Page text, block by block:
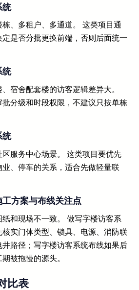
统
、多租户、多通道。 这类项目通
是否分批更换前端，否则后面统一
统
宿舍配套楼的访客逻辑差异大。
分级和时段权限，不建议只按单栋
统
服务中心场景。 这类项目要优先
、停车的关系，适合先做轻量联
方案与布线关注点
和现场不一致。 做写字楼访客系
实门体类型、锁具、电源、消防联
路径；写字楼访客系统布线如果后
被拖慢的源头。
比表